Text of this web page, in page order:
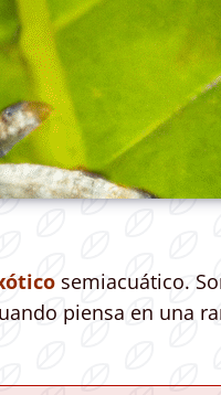
semiacuático.
piensa en una